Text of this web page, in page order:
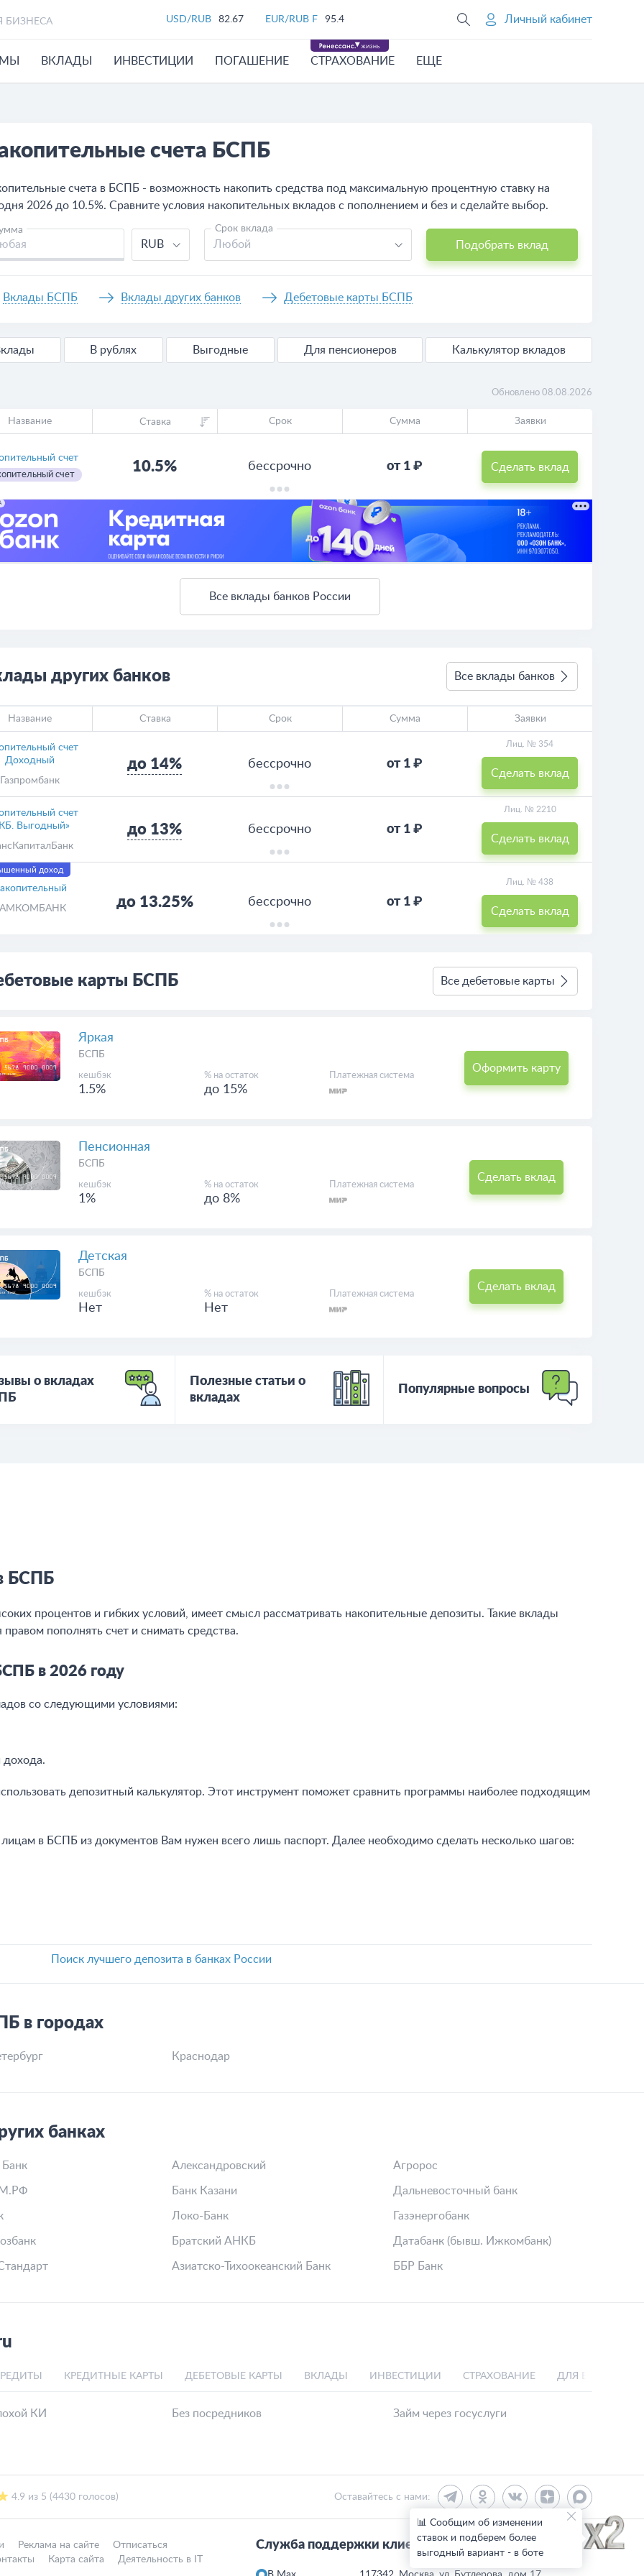
БИЗНЕСА USD/RUB 82.67 EUR/RUB F 95.4 Личный кабинет
ВКЛАДЫ ИНВЕСТИЦИИ ПОГАШЕНИЕ СТРАХОВАНИЕ ЕЩЕ
счета БСПБ
счета в БСПБ - возможность накопить средства под максимальную процентную ставку на
2026 до 10.5%. Сравните условия накопительных вкладов с пополнением и без и сделайте выбор.
RUB
Срок вклада
Любой Подобрать вклад
Вклады БСПБ Вклады других банков Дебетовые карты БСПБ
Вклады В рублях Выгодные Для пенсионеров Калькулятор вкладов
Обновлено 08.08.2026
Название Ставка Срок Сумма Заявки
счет
счет
10.5% бессрочно от 1 ₽ Сделать вклад
Все вклады банков России
других банков Все вклады банков
Название Ставка Срок Сумма Заявки
счет
Доходный
Газпромбанк
до 14% бессрочно от 1 ₽
Лиц. № 354
Сделать вклад
счет
Выгодный»
до 13% бессрочно от 1 ₽
Лиц. № 2210
Сделать вклад
доход
до 13.25% бессрочно от 1 ₽
Лиц. № 438
Сделать вклад
карты БСПБ Все дебетовые карты
Яркая
БСПБ
кешбэк
1.5%
% на остаток
до 15%
Платежная система
Оформить карту
Пенсионная
БСПБ
кешбэк
1%
% на остаток
до 8%
Платежная система
Сделать вклад
Детская
БСПБ
кешбэк
Нет
% на остаток
Нет
Платежная система
Сделать вклад
о вкладах
Полезные статьи о
вкладах
Популярные вопросы
БСПБ
процентов и гибких условий, имеет смысл рассматривать накопительные депозиты. Такие вклады
пополнять счет и снимать средства.
в 2026 году
со следующими условиями:
дохода.
депозитный калькулятор. Этот инструмент поможет сравнить программы наиболее подходящим
в БСПБ из документов Вам нужен всего лишь паспорт. Далее необходимо сделать несколько шагов:
Поиск лучшего депозита в банках России
в городах
Краснодар
банках
Александровский
Банк Казани
Локо-Банк
Братский АНКБ
Азиатско-Тихоокеанский Банк
Агророс
Дальневосточный банк
Газэнергобанк
Датабанк (бывш. Ижкомбанк)
ББР Банк
КРЕДИТНЫЕ КАРТЫ ДЕБЕТОВЫЕ КАРТЫ ВКЛАДЫ ИНВЕСТИЦИИ СТРАХОВАНИЕ ДЛЯ БИЗНЕСА
КИ Без посредников Займ через госуслуги
4.9 из 5 (4430 голосов) Оставайтесь с нами:
Реклама на сайте
Отписаться
Карта сайта Деятельность в IT
Служба поддержки клиентов:
📊 Сообщим об изменении
ставок и подберем более
выгодный вариант - в боте